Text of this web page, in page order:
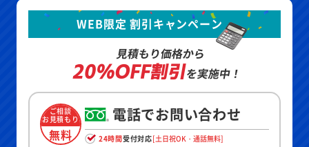
WEB限定 割引キャンペーン
見積もり価格から
20%OFF割引を実施中！
ご相談
お見積もり
無料
電話でお問い合わせ
24時間受付対応[土日祝OK・通話無料]